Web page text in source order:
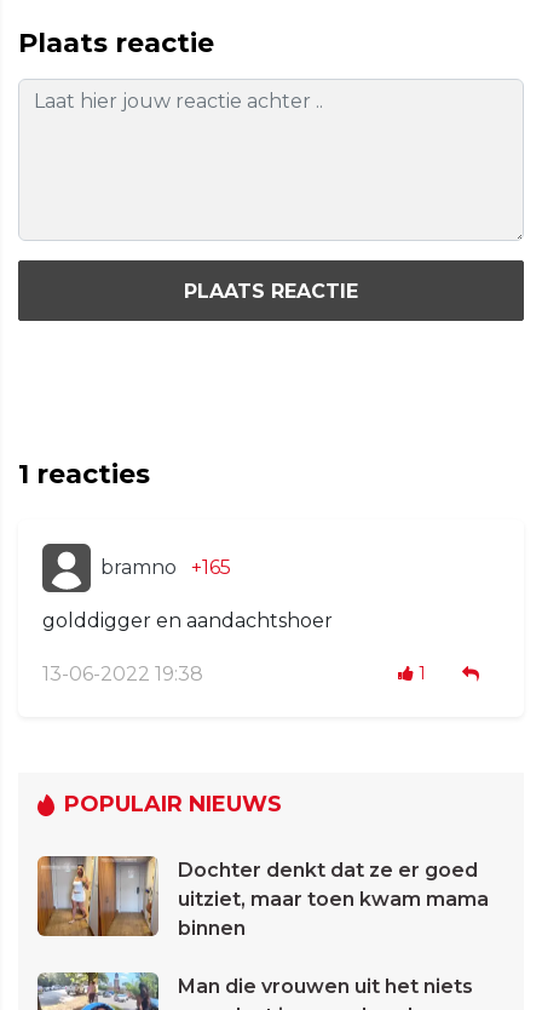
Plaats reactie
PLAATS REACTIE
1 reacties
bramno +165
golddigger en aandachtshoer
13-06-2022 19:38 1
POPULAIR NIEUWS
Dochter denkt dat ze er goed
uitziet, maar toen kwam mama
binnen
Man die vrouwen uit het niets